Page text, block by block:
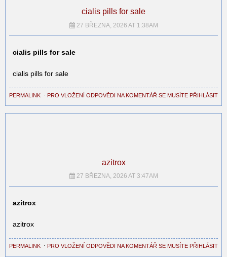
cialis pills for sale
27 BŘEZNA, 2026 AT 1:38AM
cialis pills for sale
cialis pills for sale
PERMALINK ⋅ PRO VLOŽENÍ ODPOVĚDI NA KOMENTÁŘ SE MUSÍTE PŘIHLÁSIT
azitrox
27 BŘEZNA, 2026 AT 3:47AM
azitrox
azitrox
PERMALINK ⋅ PRO VLOŽENÍ ODPOVĚDI NA KOMENTÁŘ SE MUSÍTE PŘIHLÁSIT